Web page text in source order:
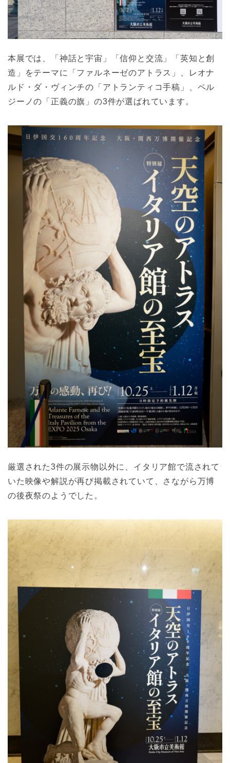
本展では、「神話と宇宙」「信仰と交流」「英知と創
造」をテーマに「ファルネーゼのアトラス」、レオナ
ルド・ダ・ヴィンチの「アトランティコ手稿」、ペル
ジーノの「正義の旗」の3件が選ばれています。
厳選された3件の展示物以外に、イタリア館で流されて
いた映像や解説が再び掲載されていて、さながら万博
の後夜祭のようでした。